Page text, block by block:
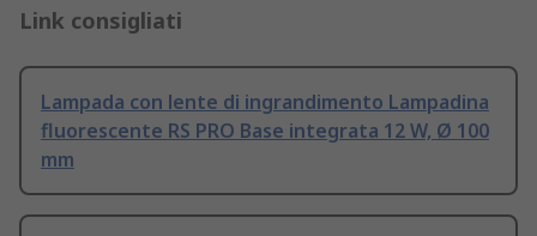
Link consigliati
Lampada con lente di ingrandimento Lampadina
fluorescente RS PRO Base integrata 12 W, Ø 100
mm